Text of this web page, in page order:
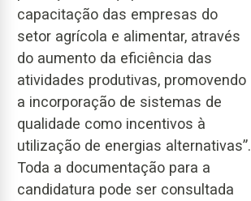
capacitação das empresas do
setor agrícola e alimentar, através
do aumento da eficiência das
atividades produtivas, promovendo
a incorporação de sistemas de
qualidade como incentivos à
utilização de energias alternativas”.
Toda a documentação para a
candidatura pode ser consultada